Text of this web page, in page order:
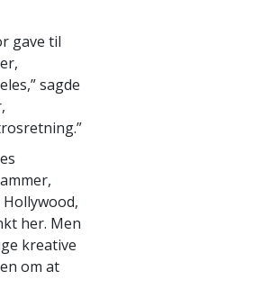
gave til
sagde
her. Men
kreative
om at